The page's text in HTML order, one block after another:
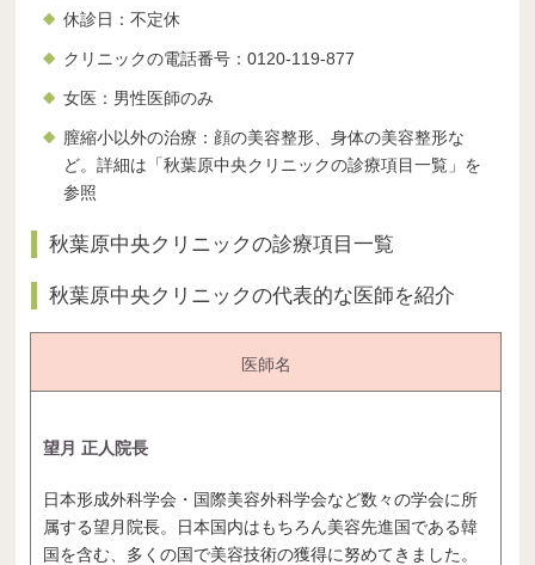
休診日：不定休
クリニックの電話番号：0120-119-877
女医：男性医師のみ
膣縮小以外の治療：顔の美容整形、身体の美容整形な
ど。詳細は「秋葉原中央クリニックの診療項目一覧」を
参照
秋葉原中央クリニックの診療項目一覧
秋葉原中央クリニックの代表的な医師を紹介
医師名
望月 正人院長
日本形成外科学会・国際美容外科学会など数々の学会に所
属する望月院長。日本国内はもちろん美容先進国である韓
国を含む、多くの国で美容技術の獲得に努めてきました。